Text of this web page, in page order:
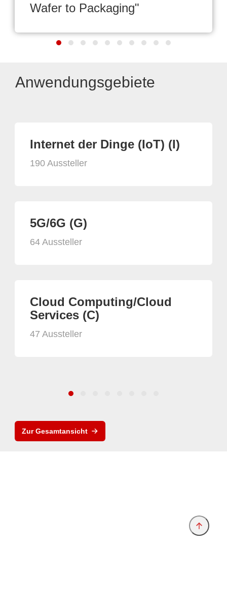
Wafer to Packaging"
Anwendungsgebiete
Internet der Dinge (IoT) (I)
190 Aussteller
5G/6G (G)
64 Aussteller
Cloud Computing/Cloud
Services (C)
47 Aussteller
Zur Gesamtansicht